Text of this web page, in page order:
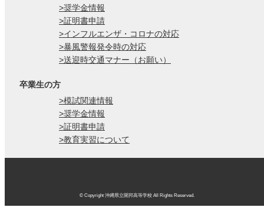
>奨学金情報
>証明書申請
>インフルエンザ・コロナの対応
>暴風警報発令時の対応
>送迎時交通マナー（お願い）
卒業生の方
>模試関連情報
>奨学金情報
>証明書申請
>教育実習について
© Copyright 沖縄県立開邦高等学校 All Rights Reserved.